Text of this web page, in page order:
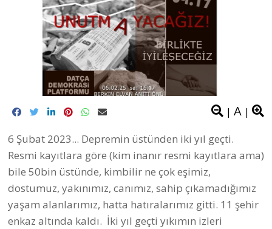
| A |
6 Şubat 2023... Depremin üstünden iki yıl geçti.
Resmi kayıtlara göre (kim inanır resmi kayıtlara ama)
bile 50bin üstünde, kimbilir ne çok eşimiz,
dostumuz, yakınımız, canımız, sahip çıkamadığımız
yaşam alanlarımız, hatta hatıralarımız gitti. 11 şehir
enkaz altında kaldı. İki yıl geçti yıkımın izleri